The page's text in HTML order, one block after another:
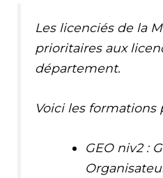
Les licenciés de la
prioritaires aux
département.
Voici les formations
GEO niv2 :